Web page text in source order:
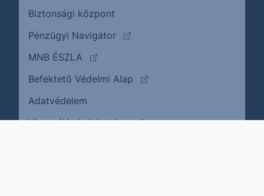
Biztonsági központ
Pénzügyi Navigátor
(külső oldalra ugrik)
MNB ÉSZLA
(külső oldalra ugrik)
Befektető Védelmi Alap
(külső oldalra ugrik)
Adatvédelem
Visszaélés bejelentése(külső oldalra ugrik)